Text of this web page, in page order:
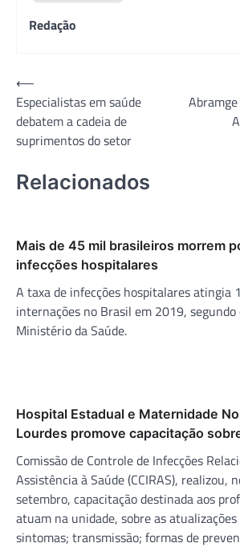
Redação
Navegação
de
Post
⟵
Especialistas em saúde
debatem a cadeia de
suprimentos do setor
Relacionados
Mais de 45 mil brasileiros morrem
infecções hospitalares
A taxa de infecções hospitalares atingia
internações no Brasil em 2019,
Ministério da Saúde.
Hospital Estadual e Maternidade
Lourdes promove capacitação
Comissão de Controle de Infecções
Assistência à Saúde (CCIRAS), realizou,
setembro, capacitação destinada aos
atuam na unidade, sobre as atualizações
sintomas; transmissão; formas de